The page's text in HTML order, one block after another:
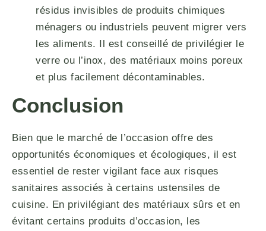
résidus invisibles de produits chimiques
ménagers ou industriels peuvent migrer vers
les aliments. Il est conseillé de privilégier le
verre ou l’inox, des matériaux moins poreux
et plus facilement décontaminables.
Conclusion
Bien que le marché de l’occasion offre des
opportunités économiques et écologiques, il est
essentiel de rester vigilant face aux risques
sanitaires associés à certains ustensiles de
cuisine. En privilégiant des matériaux sûrs et en
évitant certains produits d’occasion, les